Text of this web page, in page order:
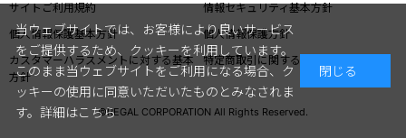
サイトご利用規約
情報セキュリティ基本方針
個人情報保護基本方針
個人情報保護方針
カスタマーハラスメントに対する基本
方針
特定商取引に関する表記
©REGAL CORPORATION All Rights Reserved.
当ウェブサイトでは、お客様により良いサービス
をご提供するため、クッキーを利用しています。
このまま当ウェブサイトをご利用になる場合、ク
ッキーの使用に同意いただいたものとみなされま
す。 詳細はこちら
閉じる